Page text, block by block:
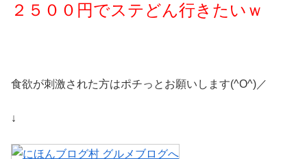
２５００円でステどん行きたいｗ
食欲が刺激された方はポチっとお願いします(^O^)／
↓